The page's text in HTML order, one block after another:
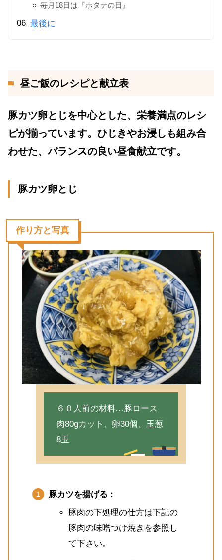
毎月18日は『ホタテの日』
最後に
昼ご飯のレシピと献立表
豚カツ卵とじを中心とした、栄養満点のレシ
ピが揃っています。ひじきやお浸しも組み合
わせた、バランスの良い昼食献立です。
豚カツ卵とじ
作り方と写真
６０人前の材料…豚ロース
肉80gカット、卵30個、玉葱
8玉
豚カツを揚げる：
豚肉の下処理の仕方は下記の
豚肉の味噌つけ焼きを参照し
て下さい。